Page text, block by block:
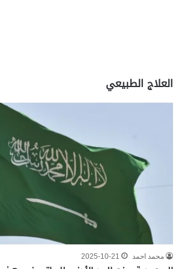
العلاج الطبيعي
محمد احمد 2025-10-21